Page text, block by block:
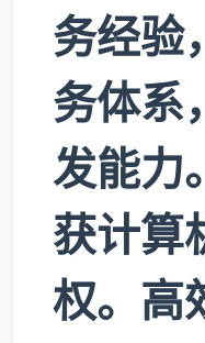
务经验
务体系
发能力
获计算
权。高